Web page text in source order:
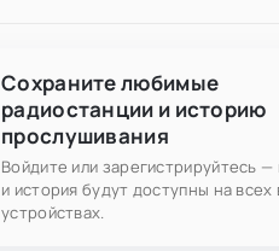
Сохраните любимые
радиостанции и историю
прослушивания
Войдите или зарегистрируйтесь
и история будут доступны на всех
устройствах.